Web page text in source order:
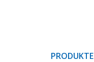
PRODUKTE